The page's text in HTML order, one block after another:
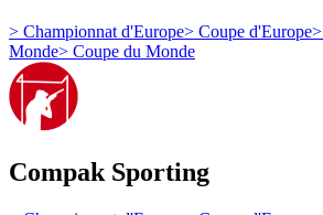
> Championnat d'Europe> Coupe d'Europe>
Monde> Coupe du Monde
Compak Sporting